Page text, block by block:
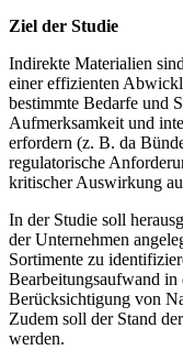
Ziel der Studie
Indirekte Materialien
einer effizienten
bestimmte Bedarfe und
Aufmerksamkeit und
erfordern (z. B. da
regulatorische
kritischer Auswirkung
In der Studie soll
der Unternehmen
Sortimente zu
Bearbeitungsaufwand in
Berücksichtigung von
Zudem soll der Stand
werden.